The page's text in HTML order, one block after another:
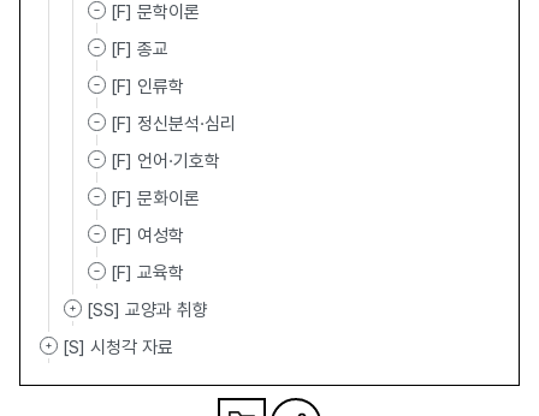
[F] 문학이론
[F] 종교
[F] 인류학
[F] 정신분석·심리
[F] 언어·기호학
[F] 문화이론
[F] 여성학
[F] 교육학
[SS] 교양과 취향
[S] 시청각 자료